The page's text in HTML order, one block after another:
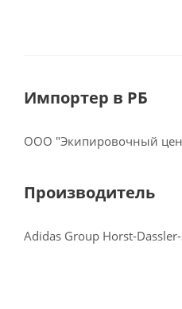
Импортер в РБ
ООО "Экипировочный
Производитель
Adidas Group Horst-